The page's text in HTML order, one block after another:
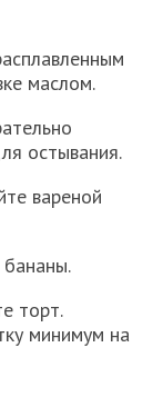
маслом.
остывания.
вареной
торт.
минимум на